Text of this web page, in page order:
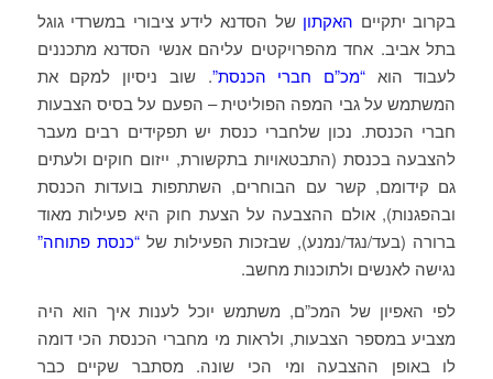
בקרוב יתקיים האקתוןשל הסדנא לידע ציבורי במשרדי גוגל
בתל אביב. אחד מהפרויקטים עליהם אנשי הסדנא מתכננים
לעבוד הוא“מכ”ם חברי הכנסת”. שוב ניסיון למקם את
המשתמש על גבי המפה הפוליטית – הפעם על בסיס הצבעות
חברי הכנסת. נכון שלחברי כנסת יש תפקידים רבים מעבר
להצבעה בכנסת (התבטאויות בתקשורת, ייזום חוקים ולעתים
גם קידומם, קשר עם הבוחרים, השתתפות בועדות הכנסת
ובהפגנות), אולם ההצבעה על הצעת חוק היא פעילות מאוד
ברורה (בעד/נגד/נמנע), שבזכות הפעילות של“כנסת פתוחה”
נגישה לאנשים ולתוכנות מחשב.
לפי האפיון של המכ”ם, משתמש יוכל לענות איך הוא היה
מצביע במספר הצבעות, ולראות מי מחברי הכנסת הכי דומה
לו באופן ההצבעה ומי הכי שונה. מסתבר שקיים כבר